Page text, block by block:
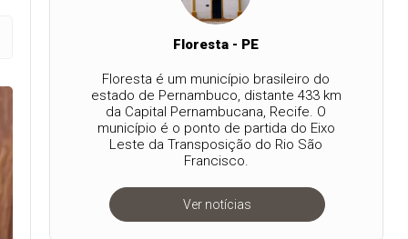
Floresta - PE
Floresta é um município brasileiro do
estado de Pernambuco, distante 433 km
da Capital Pernambucana, Recife. O
município é o ponto de partida do Eixo
Leste da Transposição do Rio São
Francisco.
Ver notícias